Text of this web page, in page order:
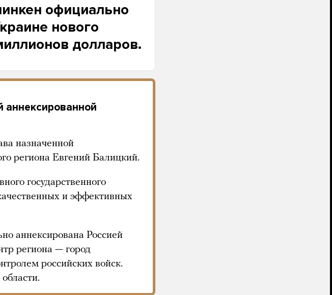
официально
нового
долларов.
аннексированной
назначенной
региона Евгений Балицкий.
государственного
и эффективных
аннексирована Россией
региона — город
российских войск.